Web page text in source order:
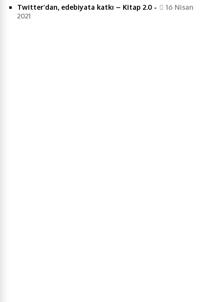
Twitter’dan, edebiyata katkı – Kitap 2.0 -
16 Nisan
2021